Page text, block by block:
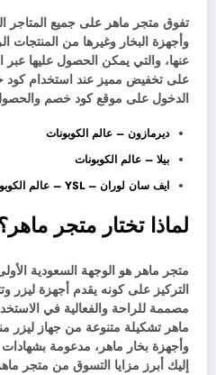
تفوق متجر ماهر على جميع المتاجر
وأجهزة البخار وغيرها من المنتجات
عنها، والتي يمكن الحصول عليها
على تخفيض مميز عند استخدام
الدخول على موقع كود خصم
ديرمازون – عالم الكوبونات
بيلا – عالم الكوبونات
ايف سان لوران – YSL – عالم الكوبونات
لماذا تختار متجر
متجر ماهر هو الوجهة السعودية
التركيز على كونه يقدم أجهزة ليزر
مصممة للراحة والفعالية في
ماهر تشكيلة متنوعة من جهاز ليزر
وأجهزة بخار ماهر، مدعومة
إليك أبرز مزايا التسوق من متجر